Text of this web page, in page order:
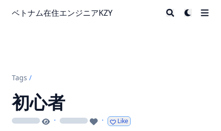
ベトナム在住エンジニアKZY
Tags /
初心者
loading · loading · Like